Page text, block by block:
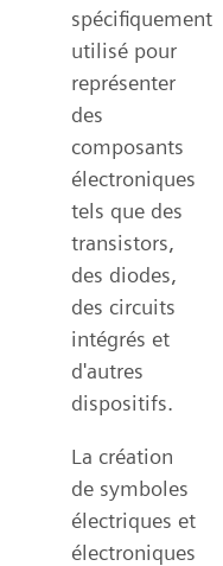
spécifiquement
utilisé pour
représenter
des
composants
électroniques
tels que des
transistors,
des diodes,
des circuits
intégrés et
d'autres
dispositifs.
La création
de symboles
électriques et
électroniques